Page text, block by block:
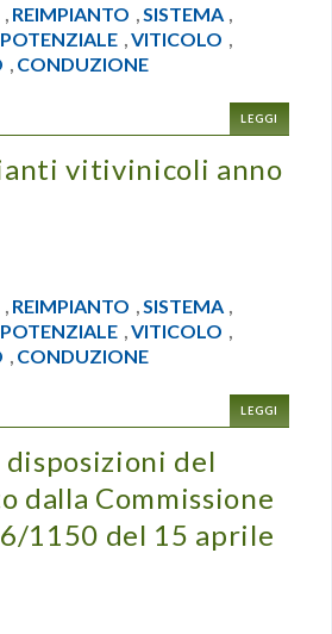
, REIMPIANTO , SISTEMA ,
POTENZIALE ,VITICOLO ,
, CONDUZIONE
LEGGI
vitivinicoli anno
, REIMPIANTO ,SISTEMA ,
POTENZIALE ,VITICOLO ,
, CONDUZIONE
LEGGI
del
dalla Commissione
1150 del 15 aprile